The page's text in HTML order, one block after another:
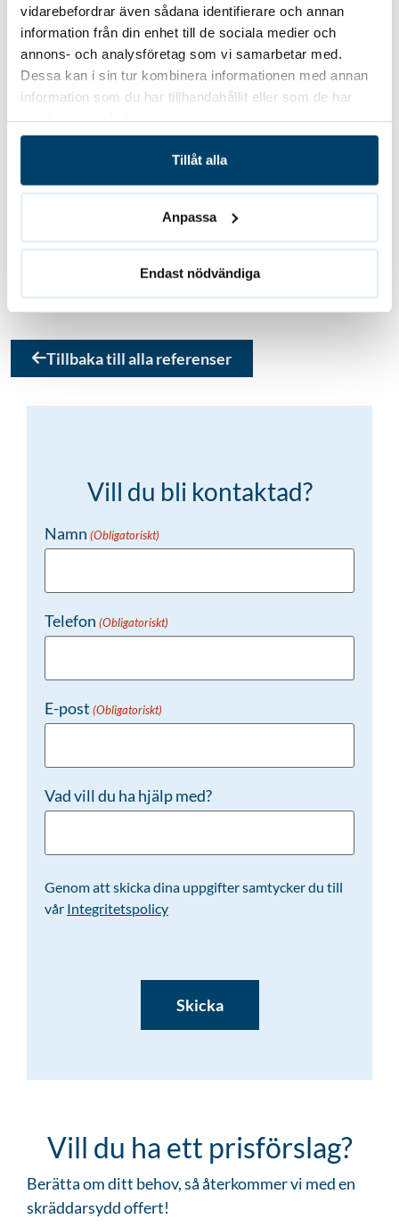
vidarebefordrar även sådana identifierare och annan
information från din enhet till de sociala medier och
annons- och analysföretag som vi samarbetar med.
Dessa kan i sin tur kombinera informationen med annan
information som du har tillhandahållit eller som de har
Tillåt alla
Anpassa
Endast nödvändiga
Författare
Andrei Adzinets
Tillbaka till alla referenser
Vill du bli kontaktad?
Namn (Obligatoriskt)
Telefon (Obligatoriskt)
E-post (Obligatoriskt)
Vad vill du ha hjälp med?
Genom att skicka dina uppgifter samtycker du till
vår Integritetspolicy
Vill du ha ett prisförslag?
Berätta om ditt behov, så återkommer vi med en
skräddarsydd offert!